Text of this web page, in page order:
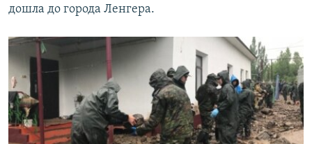
дошла до города Ленгера.